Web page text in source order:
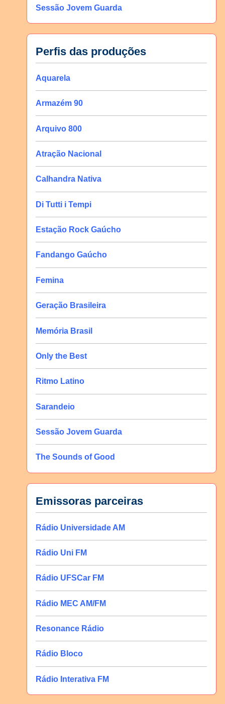
Sessão Jovem Guarda
Perfis das produções
Aquarela
Armazém 90
Arquivo 800
Atração Nacional
Calhandra Nativa
Di Tutti i Tempi
Estação Rock Gaúcho
Fandango Gaúcho
Femina
Geração Brasileira
Memória Brasil
Only the Best
Ritmo Latino
Sarandeio
Sessão Jovem Guarda
The Sounds of Good
Emissoras parceiras
Rádio Universidade AM
Rádio Uni FM
Rádio UFSCar FM
Rádio MEC AM/FM
Resonance Rádio
Rádio Bloco
Rádio Interativa FM